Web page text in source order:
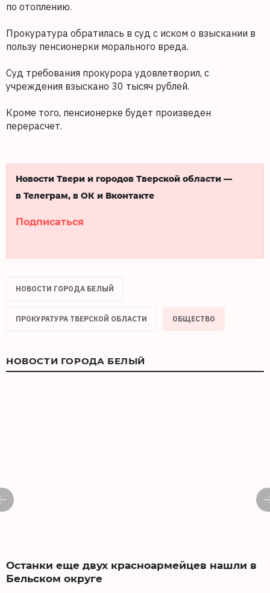
по отоплению.
Прокуратура обратилась в суд с иском о взыскании в
пользу пенсионерки морального вреда.
Суд требования прокурора удовлетворил, с
учреждения взыскано 30 тысяч рублей.
Кроме того, пенсионерке будет произведен
перерасчет.
Новости Твери и городов Тверской области —
в Телеграм, в ОК и Вконтакте
Подписаться
НОВОСТИ ГОРОДА БЕЛЫЙ
ПРОКУРАТУРА ТВЕРСКОЙ ОБЛАСТИ ОБЩЕСТВО
НОВОСТИ ГОРОДА БЕЛЫЙ
Останки еще двух красноармейцев нашли в
Бельском округе